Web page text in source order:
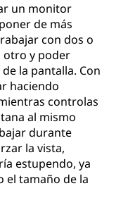
un monitor
de más
con dos o
otro y poder
la pantalla. Con
haciendo
controlas
al mismo
durante
la vista,
estupendo, ya
el tamaño de la